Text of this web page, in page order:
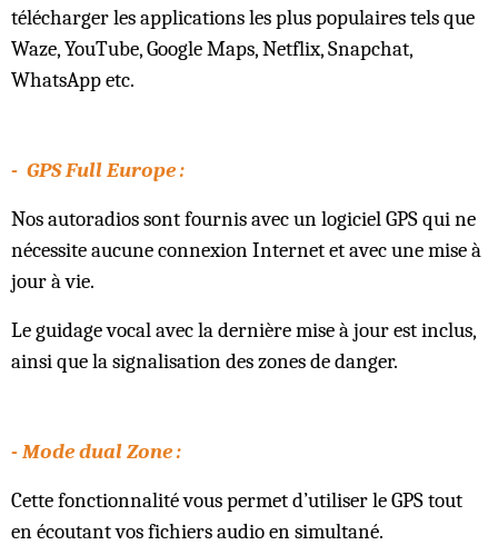
télécharger les applications les plus populaires tels que
Waze, YouTube, Google Maps, Netflix, Snapchat,
WhatsApp etc.
- GPS Full Europe :
Nos autoradios sont fournis avec un logiciel GPS qui ne
nécessite aucune connexion Internet et avec une mise à
jour à vie.
Le guidage vocal avec la dernière mise à jour est inclus,
ainsi que la signalisation des zones de danger.
- Mode dual Zone :
Cette fonctionnalité vous permet d’utiliser le GPS tout
en écoutant vos fichiers audio en simultané.